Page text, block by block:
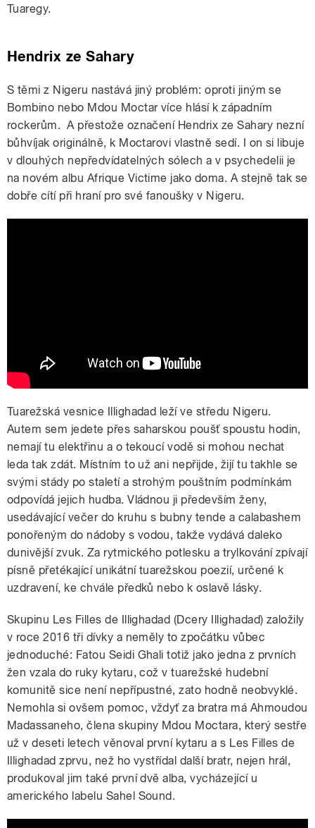
Tuaregy.
Hendrix ze Sahary
S těmi z Nigeru nastává jiný problém: oproti jiným se
Bombino nebo Mdou Moctar více hlásí k západním
rockerům. A přestože označení Hendrix ze Sahary nezní
bůhvíjak originálně, k Moctarovi vlastně sedí. I on si libuje
v dlouhých nepředvídatelných sólech a v psychedelii je
na novém albu Afrique Victime jako doma. A stejně tak se
dobře cítí při hraní pro své fanoušky v Nigeru.
Tuarežská vesnice Illighadad leží ve středu Nigeru.
Autem sem jedete přes saharskou poušť spoustu hodin,
nemají tu elektřinu a o tekoucí vodě si mohou nechat
leda tak zdát. Místním to už ani nepřijde, žijí tu takhle se
svými stády po staletí a strohým pouštním podmínkám
odpovídá jejich hudba. Vládnou ji především ženy,
usedávající večer do kruhu s bubny tende a calabashem
ponořeným do nádoby s vodou, takže vydává daleko
dunivější zvuk. Za rytmického potlesku a trylkování zpívají
písně přetékající unikátní tuarežskou poezií, určené k
uzdravení, ke chvále předků nebo k oslavě lásky.
Skupinu Les Filles de Illighadad (Dcery Illighadad) založily
v roce 2016 tři dívky a neměly to zpočátku vůbec
jednoduché: Fatou Seidi Ghali totiž jako jedna z prvních
žen vzala do ruky kytaru, což v tuarežské hudební
komunitě sice není nepřípustné, zato hodně neobvyklé.
Nemohla si ovšem pomoc, vždyť za bratra má Ahmoudou
Madassaneho, člena skupiny Mdou Moctara, který sestře
už v deseti letech věnoval první kytaru a s Les Filles de
Illighadad zprvu, než ho vystřídal další bratr, nejen hrál,
produkoval jim také první dvě alba, vycházející u
amerického labelu Sahel Sound.